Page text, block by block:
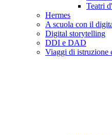
Teatri
Hermes
A scuola con il
Digital storytelling
DDI e DAD
Viaggi di istruzione